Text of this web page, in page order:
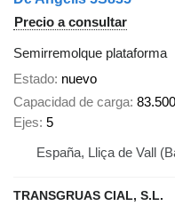
Precio a consultar
Semirremolque plataforma
Estado nuevo
Capacidad de carga
Ejes 5
España, Lliça de Vall
TRANSGRUAS CIAL, S.L.